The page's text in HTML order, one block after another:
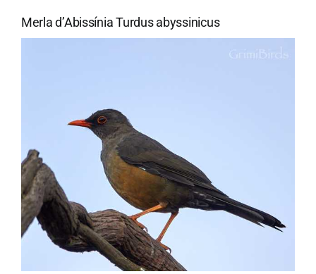
Merla d’Abissínia Turdus abyssinicus